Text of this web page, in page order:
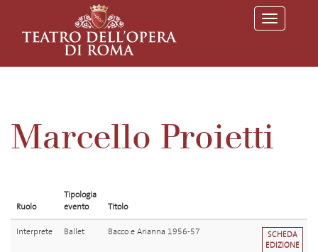
T
o
l
i
a
Marcello Proietti
Ruolo
Tipologia
evento
Titolo
Interprete Ballet Bacco e Arianna 1956-57
SCHEDA
EDIZIONE